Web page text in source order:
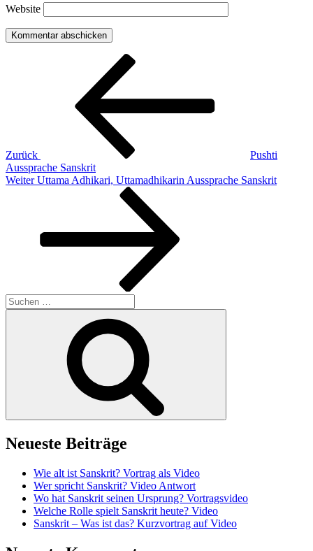
Website
Beitragsnavigation
Zurück
Pushti
Aussprache Sanskrit
Nächster
Weiter Uttama Adhikari, Uttamadhikarin Aussprache Sanskrit
Suchen
nach:
Neueste Beiträge
Wie alt ist Sanskrit? Vortrag als Video
Wer spricht Sanskrit? Video Antwort
Wo hat Sanskrit seinen Ursprung? Vortragsvideo
Welche Rolle spielt Sanskrit heute? Video
Sanskrit – Was ist das? Kurzvortrag auf Video